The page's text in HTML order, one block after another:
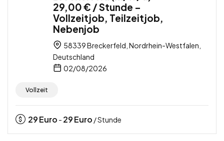
29,00 € / Stunde –
Vollzeitjob, Teilzeitjob,
Nebenjob
58339 Breckerfeld, Nordrhein-Westfalen,
Deutschland
02/08/2026
Vollzeit
29Euro - 29Euro / Stunde